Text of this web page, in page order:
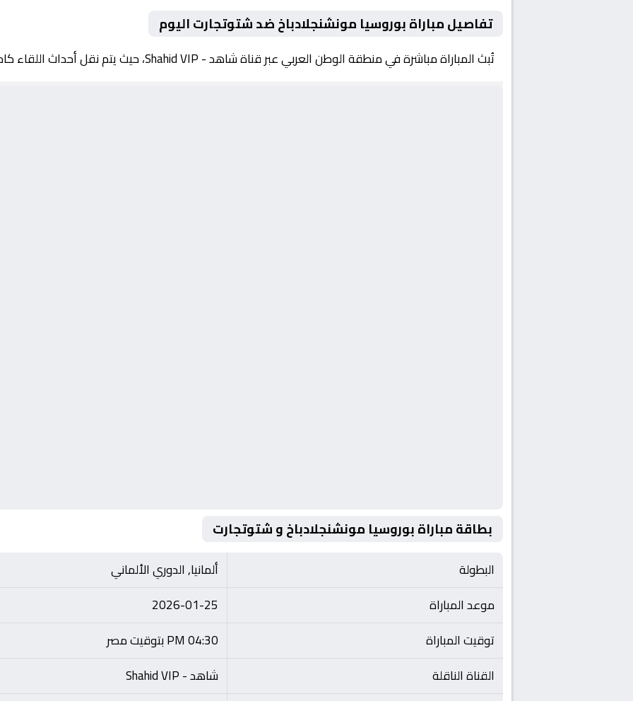
تفاصيل مباراة بوروسيا مونشنجلادباخ ضد شتوتجارت اليوم
تُبث المباراة مباشرة في منطقة الوطن العربي عبر قناة شاهد - Shahid VIP، حيث يتم نقل أحداث اللقاء كاملة مع تعليق صوتي مميز.
بطاقة مباراة بوروسيا مونشنجلادباخ و شتوتجارت
البطولة
ألمانيا, الدوري الألماني
موعد المباراة
2026-01-25
توقيت المباراة
04:30 PM بتوقيت مصر
القناة الناقلة
شاهد - Shahid VIP